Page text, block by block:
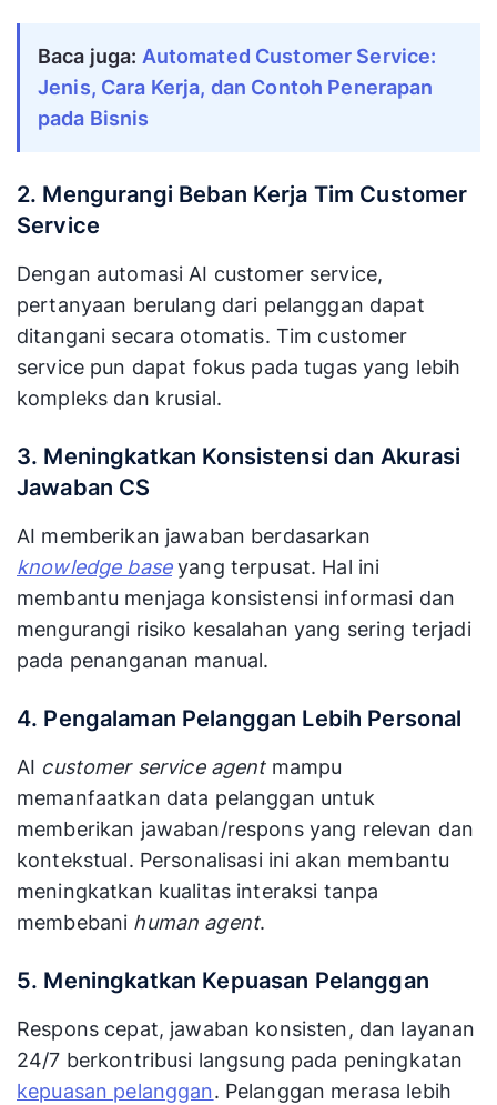
Baca juga: Automated Customer Service:
Jenis, Cara Kerja, dan Contoh Penerapan
pada Bisnis
2. Mengurangi Beban Kerja Tim Customer
Service
Dengan automasi AI customer service,
pertanyaan berulang dari pelanggan dapat
ditangani secara otomatis. Tim customer
service pun dapat fokus pada tugas yang lebih
kompleks dan krusial.
3. Meningkatkan Konsistensi dan Akurasi
Jawaban CS
AI memberikan jawaban berdasarkan
knowledge baseyang terpusat. Hal ini
membantu menjaga konsistensi informasi dan
mengurangi risiko kesalahan yang sering terjadi
pada penanganan manual.
4. Pengalaman Pelanggan Lebih Personal
AI customer service agentmampu
memanfaatkan data pelanggan untuk
memberikan jawaban/respons yang relevan dan
kontekstual. Personalisasi ini akan membantu
meningkatkan kualitas interaksi tanpa
membebani human agent.
5. Meningkatkan Kepuasan Pelanggan
Respons cepat, jawaban konsisten, dan layanan
24/7 berkontribusi langsung pada peningkatan
kepuasan pelanggan. Pelanggan merasa lebih